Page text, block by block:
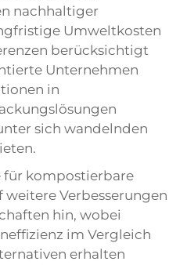
nachhaltiger
Umweltkosten
berücksichtigt
Unternehmen
in
sich wandelnden
für kompostierbare
Verbesserungen
hin, wobei
im Vergleich
erhalten